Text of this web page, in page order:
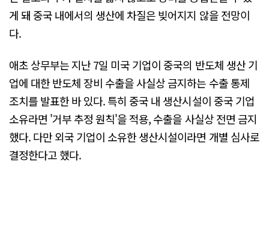
게 돼 중국 내에서의 생산에 차질은 빚어지지 않을 전망이
다.
애초 상무부는 지난 7일 미국 기업이 중국의 반도체 생산 기
업에 대한 반도체 장비 수출을 사실상 금지하는 수출 통제
조치를 발표한 바 있다. 특히 중국 내 생산시설이 중국 기업
소유라면 '거부 추정 원칙'을 적용, 수출을 사실상 전면 금지
했다. 다만 외국 기업이 소유한 생산시설이라면 개별 심사로
결정한다고 했다.